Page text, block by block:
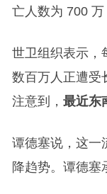
亡人数为 700 万
世卫组织表示，
数百万人正遭受
注意到， 最近东
谭德塞说，这一
降趋势。谭德塞